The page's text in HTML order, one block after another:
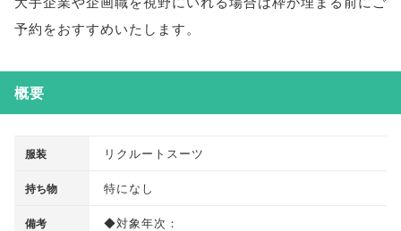
予約をおすすめいたします。
概要
服装 リクルートスーツ
持ち物 特になし
備考
◆対象年次：